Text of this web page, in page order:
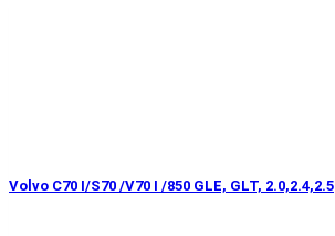
Volvo C70 I/S70 /V70 I /850 GLE, GLT, 2.0,2.4,2.5